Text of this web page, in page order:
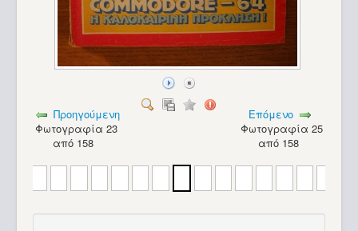
Προηγούμενη
Φωτογραφία 23
από 158
Επόμενο
Φωτογραφία 25
από 158